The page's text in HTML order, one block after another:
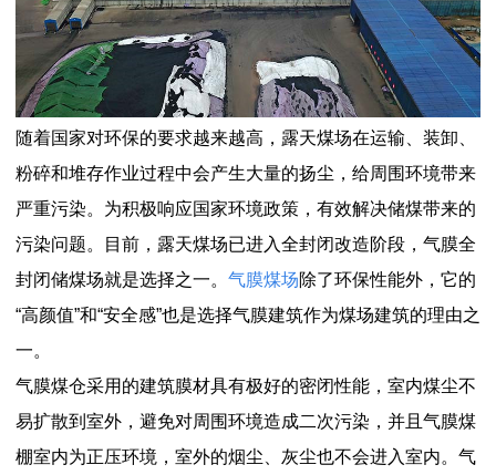
随着国家对环保的要求越来越高，露天煤场在运输、装卸、
粉碎和堆存作业过程中会产生大量的扬尘，给周围环境带来
严重污染。为积极响应国家环境政策，有效解决储煤带来的
污染问题。目前，露天煤场已进入全封闭改造阶段，气膜全
封闭储煤场就是选择之一。 气膜煤场除了环保性能外，它的
“高颜值”和“安全感”也是选择气膜建筑作为煤场建筑的理由之
一。
气膜煤仓采用的建筑膜材具有极好的密闭性能，室内煤尘不
易扩散到室外，避免对周围环境造成二次污染，并且气膜煤
棚室内为正压环境，室外的烟尘、灰尘也不会进入室内。气